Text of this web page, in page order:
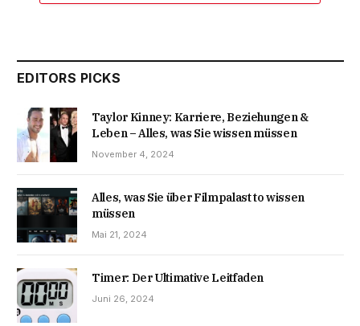
EDITORS PICKS
Taylor Kinney: Karriere, Beziehungen &
Leben – Alles, was Sie wissen müssen
November 4, 2024
Alles, was Sie über Filmpalast to wissen
müssen
Mai 21, 2024
Timer: Der Ultimative Leitfaden
Juni 26, 2024